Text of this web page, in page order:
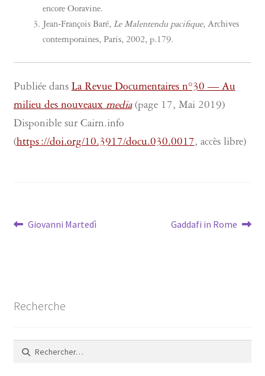
encore Ooravine.
Jean-François Baré, Le Malentendu pacifique, Archives
contemporaines, Paris, 2002, p.179.
Publiée dansLa Revue Documentaires n°30 — Au
milieu des nouveauxmedia(page 17, Mai 2019)
Disponible sur Cairn.info
(https ://doi.org/10.3917/docu.030.0017, accès libre)
Navigation
Article
Giovanni Martedì
Article
Gaddafi in Rome
Recherche
Rechercher :